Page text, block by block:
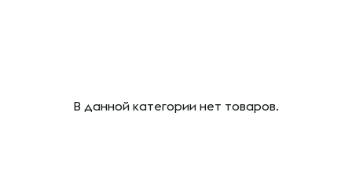
В данной категории нет товаров.